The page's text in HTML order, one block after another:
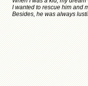
I wanted to rescue him and
Besides, he was always